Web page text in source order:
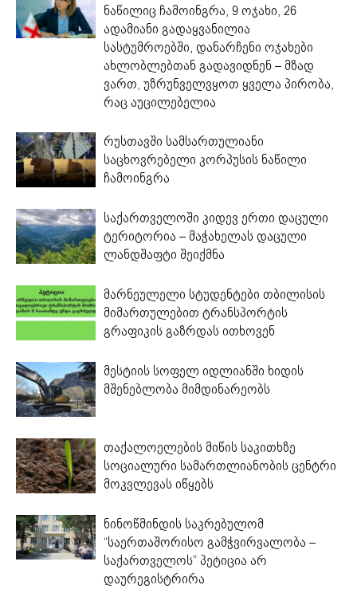
ნაწილიც ჩამოინგრა, 9 ოჯახი, 26
ადამიანი გადაყვანილია
სასტუმროებში, დანარჩენი ოჯახები
ახლობლებთან გადავიდნენ – მზად
ვართ, უზრუნველვყოთ ყველა პირობა,
რაც აუცილებელია
რუსთავში სამსართულიანი
საცხოვრებელი კორპუსის ნაწილი
ჩამოინგრა
საქართველოში კიდევ ერთი დაცული
ტერიტორია – მაჭახელას დაცული
ლანდშაფტი შეიქმნა
მარნეულელი სტუდენტები თბილისის
მიმართულებით ტრანსპორტის
გრაფიკის გაზრდას ითხოვენ
მესტიის სოფელ იდლიანში ხიდის
მშენებლობა მიმდინარეობს
თაქალოელების მიწის საკითხზე
სოციალური სამართლიანობის ცენტრი
მოკვლევას იწყებს
ნინოწმინდის საკრებულომ
“საერთაშორისო გამჭვირვალობა –
საქართველოს” პეტიცია არ
დაურეგისტრირა